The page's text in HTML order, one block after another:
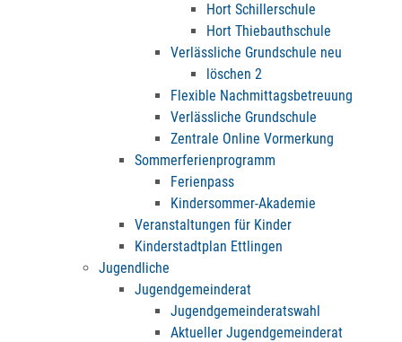
Hort Schillerschule
Hort Thiebauthschule
Verlässliche Grundschule neu
löschen 2
Flexible Nachmittagsbetreuung
Verlässliche Grundschule
Zentrale Online Vormerkung
Sommerferienprogramm
Ferienpass
Kindersommer-Akademie
Veranstaltungen für Kinder
Kinderstadtplan Ettlingen
Jugendliche
Jugendgemeinderat
Jugendgemeinderatswahl
Aktueller Jugendgemeinderat